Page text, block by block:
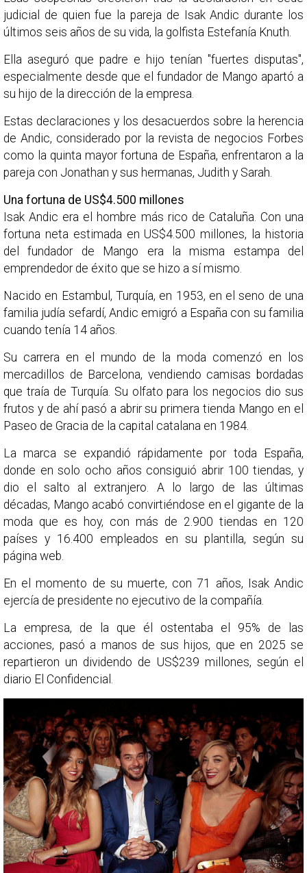
judicial de quien fue la pareja de Isak Andic durante los
últimos seis años de su vida, la golfista Estefanía Knuth.
Ella aseguró que padre e hijo tenían "fuertes disputas",
especialmente desde que el fundador de Mango apartó a
su hijo de la dirección de la empresa.
Estas declaraciones y los desacuerdos sobre la herencia
de Andic, considerado por la revista de negocios Forbes
como la quinta mayor fortuna de España, enfrentaron a la
pareja con Jonathan y sus hermanas, Judith y Sarah.
Una fortuna de US$4.500 millones
Isak Andic era el hombre más rico de Cataluña. Con una
fortuna neta estimada en US$4.500 millones, la historia
del fundador de Mango era la misma estampa del
emprendedor de éxito que se hizo a sí mismo.
Nacido en Estambul, Turquía, en 1953, en el seno de una
familia judía sefardí, Andic emigró a España con su familia
cuando tenía 14 años.
Su carrera en el mundo de la moda comenzó en los
mercadillos de Barcelona, vendiendo camisas bordadas
que traía de Turquía. Su olfato para los negocios dio sus
frutos y de ahí pasó a abrir su primera tienda Mango en el
Paseo de Gracia de la capital catalana en 1984.
La marca se expandió rápidamente por toda España,
donde en solo ocho años consiguió abrir 100 tiendas, y
dio el salto al extranjero. A lo largo de las últimas
décadas, Mango acabó convirtiéndose en el gigante de la
moda que es hoy, con más de 2.900 tiendas en 120
países y 16.400 empleados en su plantilla, según su
página web.
En el momento de su muerte, con 71 años, Isak Andic
ejercía de presidente no ejecutivo de la compañía.
La empresa, de la que él ostentaba el 95% de las
acciones, pasó a manos de sus hijos, que en 2025 se
repartieron un dividendo de US$239 millones, según el
diario El Confidencial.